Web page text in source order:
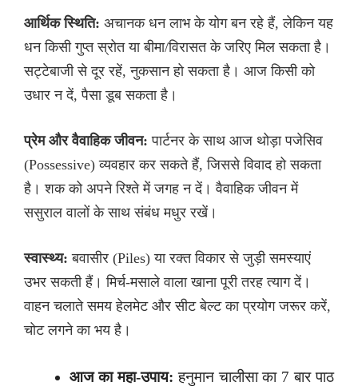
आर्थिक स्थिति: अचानक धन लाभ के योग बन रहे हैं, लेकिन यह
धन किसी गुप्त स्रोत या बीमा/विरासत के जरिए मिल सकता है।
सट्टेबाजी से दूर रहें, नुकसान हो सकता है। आज किसी को
उधार न दें, पैसा डूब सकता है।
प्रेम और वैवाहिक जीवन: पार्टनर के साथ आज थोड़ा पजेसिव
(Possessive) व्यवहार कर सकते हैं, जिससे विवाद हो सकता
है। शक को अपने रिश्ते में जगह न दें। वैवाहिक जीवन में
ससुराल वालों के साथ संबंध मधुर रखें।
स्वास्थ्य: बवासीर (Piles) या रक्त विकार से जुड़ी समस्याएं
उभर सकती हैं। मिर्च-मसाले वाला खाना पूरी तरह त्याग दें।
वाहन चलाते समय हेलमेट और सीट बेल्ट का प्रयोग जरूर करें,
चोट लगने का भय है।
आज का महा-उपाय: हनुमान चालीसा का 7 बार पाठ